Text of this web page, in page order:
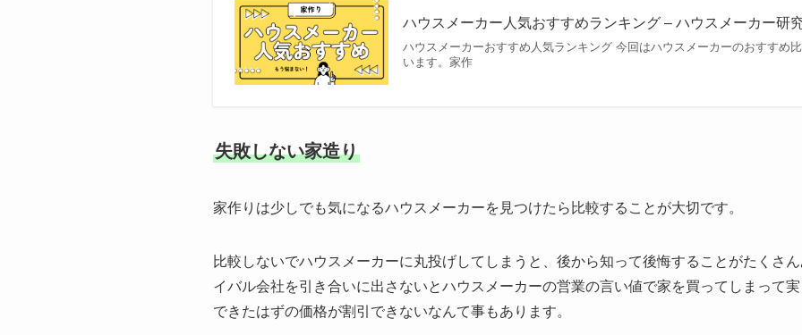
ハウスメーカー人気おすすめランキング – ハウスメーカー研
ハウスメーカーおすすめ人気ランキング 今回はハウスメーカーのおすすめ
います。家作
失敗しない家造り
家作りは少しでも気になるハウスメーカーを見つけたら比較することが大切です。
比較しないでハウスメーカーに丸投げしてしまうと、後から知って後悔することがたくさ
イバル会社を引き合いに出さないとハウスメーカーの営業の言い値で家を買ってしまって
できたはずの価格が割引できないなんて事もあります。